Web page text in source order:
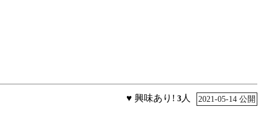
2021-05-14 公開
♥ 興味あり! 3 人